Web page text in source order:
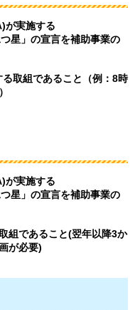
が実施する
星」の宣言を補助事業の
取組であること（例：8時
が実施する
星」の宣言を補助事業の
組であること(翌年以降3か
が必要)